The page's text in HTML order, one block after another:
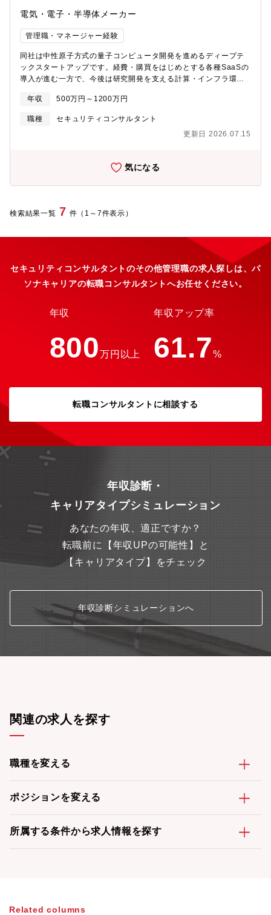
もが活躍できる職場環境（多様性重視、女性活躍推進等）【就業
環境】キャリア採用にてしばらくご活躍いただくため当面転勤想
定しておりません。（将来的な転勤の可能性はございます）より
快適な職場環境をめざし、様々な制度、施設を整えて社員をサポ
ートしています。平均残業時間も月10時間程度と長期就業可能な
環境です。日本国内にいる期間はテレワーク、時間単位休暇制
度、フレックスホリデー、フレックスタイム制度、育児時間制度
キャリアプラン申告や社内公募制度も導入をしております。【企
ー。現在、化学・医療・バイオ領域拡大のまさに変革期！
■WEB面接完結。在宅勤務実施中。働き易さ抜群で企業ランキン
配属予定の本部以外にも各製品事業部でも専門スキルをお持ちの
活動。・全社的なセキュリティインシデントや重大リスク発見時
の緊急対応・GRCツールを活用したリスク可視化と、ビジネス優
先度に基づくセキュリティ施策の立案。・次世代SIEMおよび脅威
インテリジェンスを活用した脅威分析とSOC運用およびSOARに
よる運用高度化・ネットワーク可視化ツールを活用したリアルタ
イムでのトポロジー把握及びレスポンスへの活用・国内外の他部
（必要に応じてプロジェクトマネジメントも担当）・OEMとして
テンシャルに応じて、スタッフ～課長代理まで柔軟にポジション
を検討・グローバル化を加速する中で、海外拠点・海外チームと
【職務の魅力】・最新技術や脅威トレンドに触れながら、自らの
完全に理解し、セキュリティの強化のため、各地域のアプリケー
す。このような取り組みは、同社のセキュリティの保護に不可欠
であり、グローバルな環境で中心的な役割を果たす絶好の機会で
電気・電子・半導体メーカー
管理職・マネージャー経験
同社は中性原子方式の量子コンピュータ開発を進めるディープテ
ックスタートアップです。経費・購買をはじめとする各種SaaSの
導入が進む一方で、今後は研究開発を支える計算・インフラ環境
ディープテック特有のインフラ要件まで構想し、要件として整理
できる方を求めています。【具体的な業務内容】●コーポレートIT
基盤の構築・運用・アカウント・ID管理、デバイス管理の要件定
義・運用・経費・購買・勤怠・人事など各種SaaSの選定、導入推
リシーの策定・運用、アクセス権限設計、ログ監視体制の整備●研
験・制御系システムとの接続やデータ基盤に関する要件整理と、
業務委託人材・ベンダーのコントロール
年収 500万円～1200万円
職種
セキュリティコンサルタント
更新日 2026.07.15
気になる
検索結果一覧 7 件（1～7件表示）
セキュリティコンサルタントのその他管理職の求人探しは、パ
ソナキャリアの転職コンサルタントへお任せください。
年収
800万円以上
年収アップ率
61.7%
転職コンサルタントに相談する
年収診断・
キャリアタイプシミュレーション
あなたの年収、適正ですか？
転職前に【年収UPの可能性】と
【キャリアタイプ】をチェック
年収診断シミュレーションへ
関連の求人を探す
職種を変える
ポジションを変える
所属する条件から求人情報を探す
Related columns